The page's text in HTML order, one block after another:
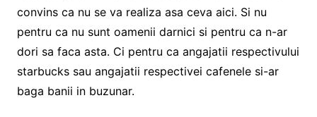
convins ca nu se va realiza asa ceva aici. Si nu
pentru ca nu sunt oamenii darnici si pentru ca n-ar
dori sa faca asta. Ci pentru ca angajatii respectivului
starbucks sau angajatii respectivei cafenele si-ar
baga banii in buzunar.